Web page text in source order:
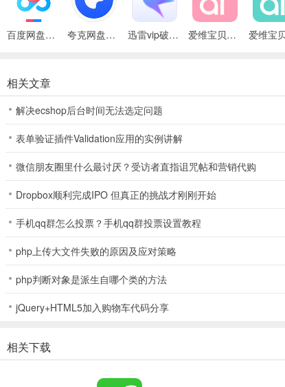
4、孩子家长：随时随地就能通过手机了解课堂教学视频，互动分
5、幼教机构：能面向家长提供孩子的课堂视频展示，提高办学竞
更新日志
v4.6.88版本
1、新增发展性评价系统，AI 智能助手一键生成观察记录、发展
2、新增物资管理功能，覆盖物资建立、录入、领用、借用全流程
3、修复已知问题，提升整体使用流畅度
百度网盘绿色免安装Pc电脑版 夸克网盘官方正式版 迅雷vip破解版永久会员2024版 爱维宝贝粉色家长版最新版
相关文章
解决ecshop后台时间无法选定问题
表单验证插件Validation应用的实例讲解
微信朋友圈里什么最讨厌？受访者直指诅咒帖和营销代购
Dropbox顺利完成IPO 但真正的挑战才刚刚开始
手机qq群怎么投票？手机qq群投票设置教程
php上传大文件失败的原因及应对策略
php判断对象是派生自哪个类的方法
jQuery+HTML5加入购物车代码分享
相关下载